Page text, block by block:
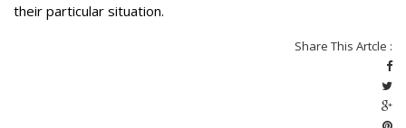
their particular situation.
Share This Artcle :